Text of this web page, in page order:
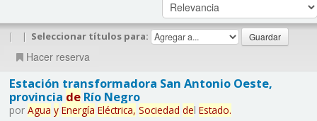
| | Seleccionar títulos para:
Hacer reserva
Estación transformadora San Antonio Oeste,
provincia deRío Negro
por Agua y Energía Eléctrica, Sociedad del Estado.